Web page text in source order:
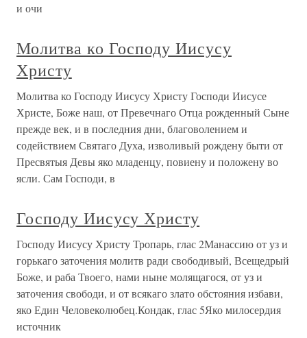
и очи
Молитва ко Господу Иисусу
Христу
Молитва ко Господу Иисусу Христу Господи Иисусе
Христе, Боже наш, от Превечнаго Отца рожденный Сыне
прежде век, и в последния дни, благоволением и
содействием Святаго Духа, изволивый рождену быти от
Пресвятыя Девы яко младенцу, повиену и положену во
ясли. Сам Господи, в
Господу Иисусу Христу
Господу Иисусу Христу Тропарь, глас 2Манассию от уз и
горькаго заточения молитв ради свободивый, Всещедрый
Боже, и раба Твоего, нами ныне молящагося, от уз и
заточения свободи, и от всякаго злато обстояния избави,
яко Един Человеколюбец.Кондак, глас 5Яко милосердия
источник